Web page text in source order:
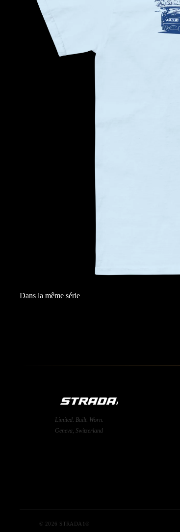
Dans la même série
Limited. Built. Worn.
Geneva, Switzerland
© 2026 STRADA1®